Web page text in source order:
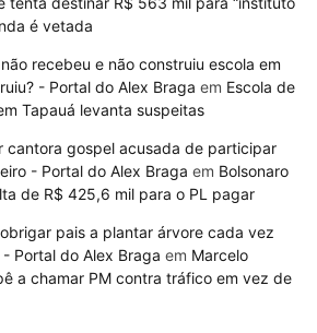
é vetada
recebeu e não construiu escola em
- Portal do Alex Braga em Escola de
Tapauá levanta suspeitas
cantora gospel acusada de participar
- Portal do Alex Braga em Bolsonaro
de R$ 425,6 mil para o PL pagar
pais a plantar árvore cada vez
Portal do Alex Braga em Marcelo
a chamar PM contra tráfico em vez de